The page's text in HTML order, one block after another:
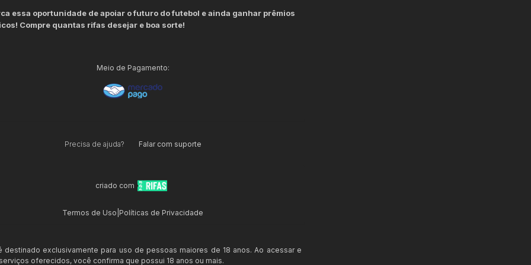
essa oportunidade de apoiar o futuro do futebol e ainda ganhar prêmios
Compre quantas rifas desejar e boa sorte!
Meio de Pagamento:
Precisa de ajuda? Falar com suporte
criado com
Termos de Uso Políticas de Privacidade
destinado exclusivamente para uso de pessoas maiores de 18 anos. Ao acessar e
oferecidos, você confirma que possui 18 anos ou mais.